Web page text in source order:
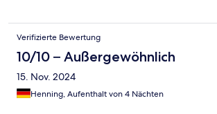
Verifizierte Bewertung
10/10 – Außergewöhnlich
15. Nov. 2024
Henning, Aufenthalt von 4 Nächten